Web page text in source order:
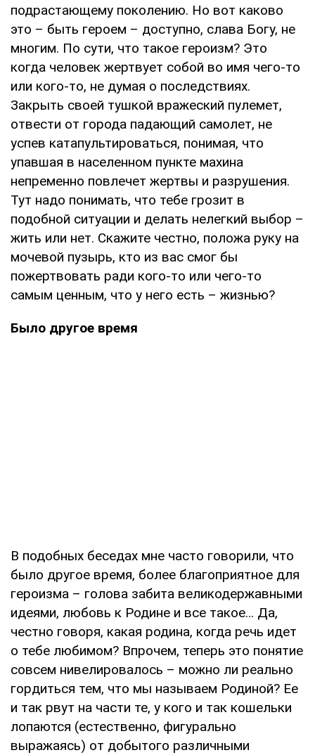
подрастающему поколению. Но вот каково
это – быть героем – доступно, слава Богу, не
многим. По сути, что такое героизм? Это
когда человек жертвует собой во имя чего-то
или кого-то, не думая о последствиях.
Закрыть своей тушкой вражеский пулемет,
отвести от города падающий самолет, не
успев катапультироваться, понимая, что
упавшая в населенном пункте махина
непременно повлечет жертвы и разрушения.
Тут надо понимать, что тебе грозит в
подобной ситуации и делать нелегкий выбор –
жить или нет. Скажите честно, положа руку на
мочевой пузырь, кто из вас смог бы
пожертвовать ради кого-то или чего-то
самым ценным, что у него есть – жизнью?
Было другое время
В подобных беседах мне часто говорили, что
было другое время, более благоприятное для
героизма – голова забита великодержавными
идеями, любовь к Родине и все такое… Да,
честно говоря, какая родина, когда речь идет
о тебе любимом? Впрочем, теперь это понятие
совсем нивелировалось – можно ли реально
гордиться тем, что мы называем Родиной? Ее
и так рвут на части те, у кого и так кошельки
лопаются (естественно, фигурально
выражаясь) от добытого различными